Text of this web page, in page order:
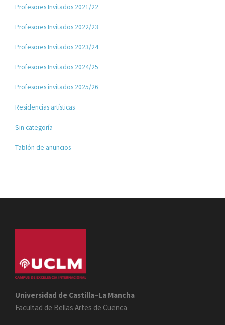
Profesores Invitados 2021/22
Profesores Invitados 2022/23
Profesores Invitados 2023/24
Profesores Invitados 2024/25
Profesores invitados 2025/26
Residencias artísticas
Sin categoría
Tablón de anuncios
Universidad de Castilla–La Mancha
Facultad de Bellas Artes de Cuenca